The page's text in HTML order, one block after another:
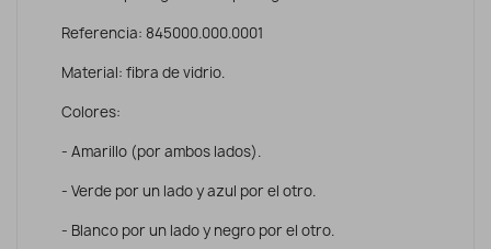
Referencia: 845000.000.0001
Material: fibra de vidrio.
Colores:
- Amarillo (por ambos lados).
- Verde por un lado y azul por el otro.
- Blanco por un lado y negro por el otro.